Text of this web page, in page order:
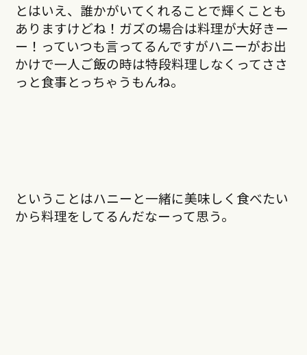
とはいえ、誰かがいてくれることで輝くことも
ありますけどね！ガズの場合は料理が大好きー
ー！っていつも言ってるんですがハニーがお出
かけで一人ご飯の時は特段料理しなくってささ
っと食事とっちゃうもんね。
ということはハニーと一緒に美味しく食べたい
から料理をしてるんだなーって思う。